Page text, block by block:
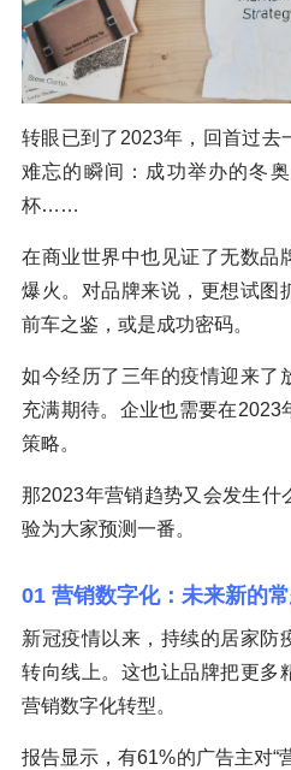
转眼已到了2023年，回首过去
难忘的瞬间：成功举办的冬
杯……
在商业世界中也见证了无数品
爆火。对品牌来说，更想试图
前车之鉴，或是成功密码。
如今经历了三年的疫情迎来了
充满期待。企业也需要在2023
策略。
那2023年营销趋势又会发生什
验为大家预测一番。
01 营销数字化：未来新的
新冠疫情以来，持续的居家防
转向线上。这也让品牌把更多
营销数字化转型。
报告显示，有61%的广告主对“